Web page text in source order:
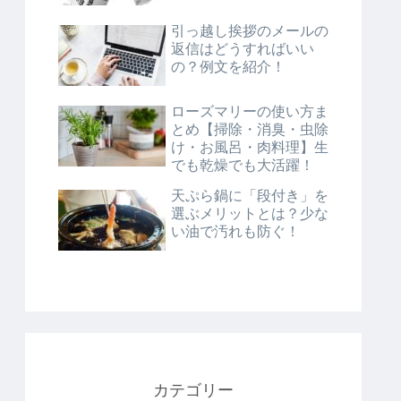
引っ越し挨拶のメールの
返信はどうすればいい
の？例文を紹介！
ローズマリーの使い方ま
とめ【掃除・消臭・虫除
け・お風呂・肉料理】生
でも乾燥でも大活躍！
天ぷら鍋に「段付き」を
選ぶメリットとは？少な
い油で汚れも防ぐ！
カテゴリー